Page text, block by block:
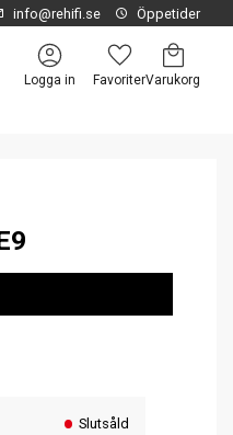
info@rehifi.se Öppetider
Logga in
Favoriter
Kundvagn
Slutsåld